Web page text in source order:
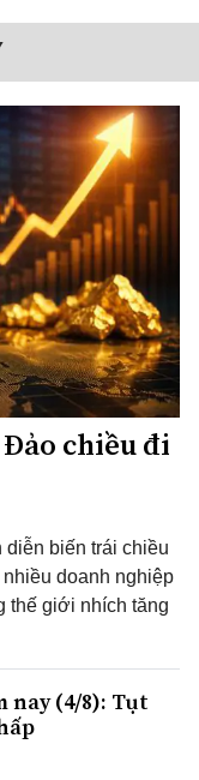
chiều đi
diễn biến trái chiều
doanh nghiệp
thế giới nhích tăng
nay (4/8): Tụt